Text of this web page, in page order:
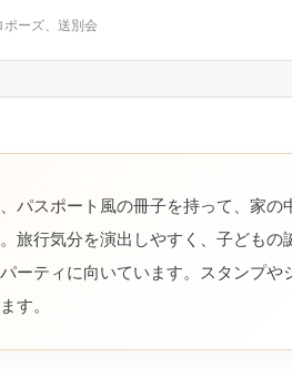
ポーズ、送別会
パスポート風の冊子を持って、家の
旅行気分を演出しやすく、子どもの
ーティに向いています。スタンプや
す。